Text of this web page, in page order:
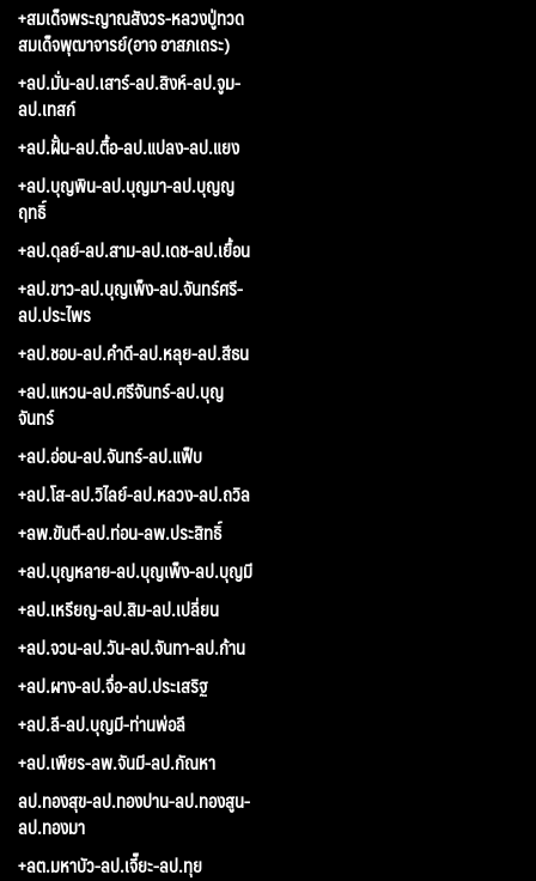
+สมเด็จพระญาณสังวร-หลวงปู่ทวด
สมเด็จพุฒาจารย์(อาจ อาสภเถระ)
+ลป.มั่น-ลป.เสาร์-ลป.สิงห์-ลป.จูม-
ลป.เทสก์
+ลป.ฝั้น-ลป.ตื้อ-ลป.แปลง-ลป.แยง
+ลป.บุญพิน-ลป.บุญมา-ลป.บุญญ
ฤทธิ์
+ลป.ดุลย์-ลป.สาม-ลป.เดช-ลป.เยื้อน
+ลป.ขาว-ลป.บุญเพ็ง-ลป.จันทร์ศรี-
ลป.ประไพร
+ลป.ชอบ-ลป.คำดี-ลป.หลุย-ลป.สีธน
+ลป.แหวน-ลป.ศรีจันทร์-ลป.บุญ
จันทร์
+ลป.อ่อน-ลป.จันทร์-ลป.แฟ็บ
+ลป.โส-ลป.วิไลย์-ลป.หลวง-ลป.ถวิล
+ลพ.ขันตี-ลป.ท่อน-ลพ.ประสิทธิ์
+ลป.บุญหลาย-ลป.บุญเพ็ง-ลป.บุญมี
+ลป.เหรียญ-ลป.สิม-ลป.เปลี่ยน
+ลป.จวน-ลป.วัน-ลป.จันทา-ลป.ก้าน
+ลป.ผาง-ลป.จื่อ-ลป.ประเสริฐ
+ลป.ลี-ลป.บุญมี-ท่านพ่อลี
+ลป.เพียร-ลพ.จันมี-ลป.กัณหา
ลป.ทองสุข-ลป.ทองปาน-ลป.ทองสูน-
ลป.ทองมา
+ลต.มหาบัว-ลป.เจี๊ยะ-ลป.ทุย